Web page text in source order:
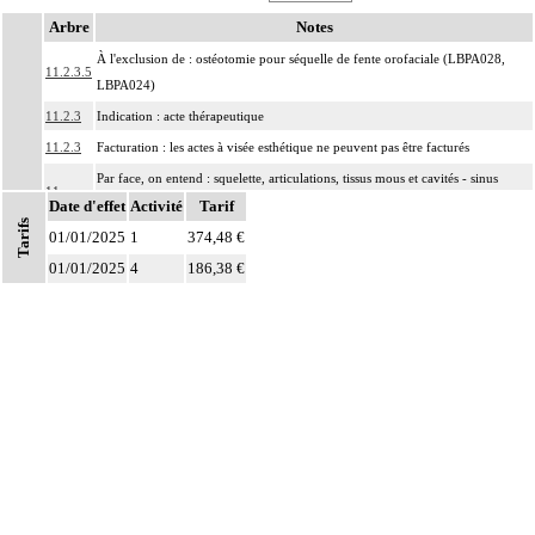
Arbre Notes
11.2.3.5
À l'exclusion de : ostéotomie pour séquelle de fente orofaciale (LBPA028,
LBPA024)
11.2.3 Indication : acte thérapeutique
11.2.3 Facturation : les actes à visée esthétique ne peuvent pas être facturés
11
Par face, on entend : squelette, articulations, tissus mous et cavités - sinus
paranasaux, orbites, rhinopharynx, oropharynx - de la face.
11
Par ostéosynthèse d'une fracture à foyer fermé, on entend : réduction et
fixation osseuse par voie transcutanée ou avec abord à distance, sans
Tarifs
Date d'effet Activité
Tarif
01/01/2025 1
374,48 €
01/01/2025 4 186,38 €